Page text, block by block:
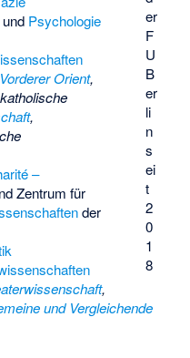
er
F
U
B
er
li
n
s
ei
t
2
0
1
8
Psychologie
Vorderer Orient,
,
–
Zentrum für
der
,
und Vergleichende